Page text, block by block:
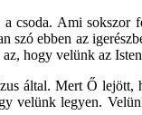
csoda. Ami
szó ebben az
hogy velünk az
által. Mert Ő lejött,
velünk legyen.